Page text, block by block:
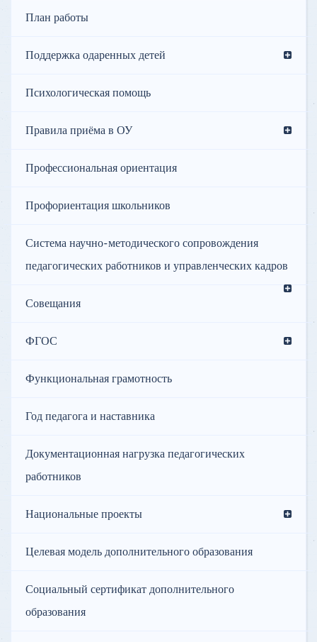
План работы
Поддержка одаренных детей
Психологическая помощь
Правила приёма в ОУ
Профессиональная ориентация
Профориентация школьников
Система научно-методического сопровождения
педагогических работников и управленческих кадров
Совещания
ФГОС
Функциональная грамотность
Год педагога и наставника
Документационная нагрузка педагогических
работников
Национальные проекты
Целевая модель дополнительного образования
Социальный сертификат дополнительного
образования